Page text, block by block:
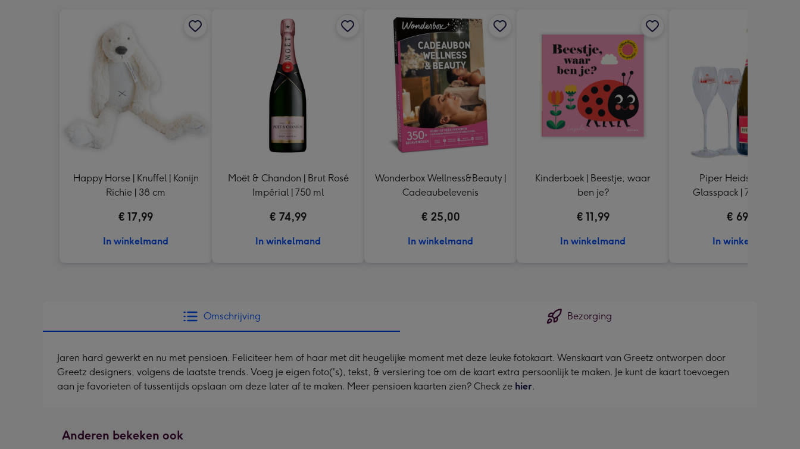
Happy Horse | Knuffel | Konijn
Richie | 38 cm
€ 17,99
In winkelmand
Moët & Chandon | Brut Rosé
Impérial | 750 ml
€ 74,99
In winkelmand
Wonderbox Wellness&Beauty |
Cadeaubelevenis
€ 25,00
In winkelmand
Kinderboek | Beestje, waar
ben je?
€ 11,99
In winkelmand
Piper Heidsieck | Brut
Glasspack | 750ml met 2
€ 69,99
In winkelmand
Omschrijving Bezorging
Jaren hard gewerkt en nu met pensioen. Feliciteer hem of haar met dit heugelijke moment met deze leuke fotokaart. Wenskaart van Greetz ontworpen door
Greetz designers, volgens de laatste trends. Voeg je eigen foto('s), tekst, & versiering toe om de kaart extra persoonlijk te maken. Je kunt de kaart toevoegen
aan je favorieten of tussentijds opslaan om deze later af te maken. Meer pensioen kaarten zien? Check ze hier.
Anderen bekeken ook